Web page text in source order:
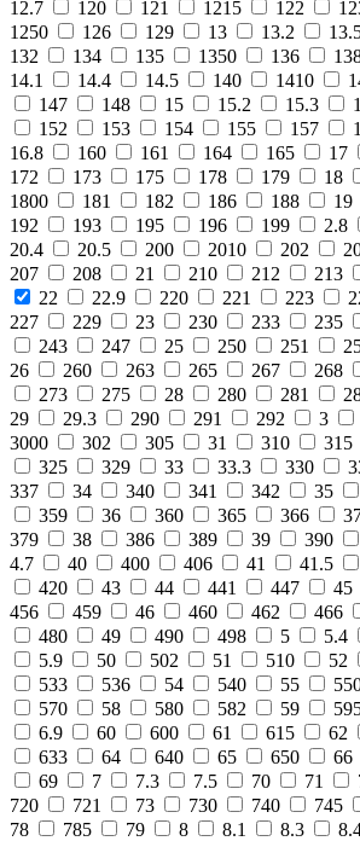
12.7
120 121 1215 122
1250
126 129 13 13.2
132
134 135 1350 136
14.1
14.4 14.5 140 1410
147
148 15 15.2 15.3
152
153 154 155 157
16.8
160 161 164 165 17
172
173 175 178 179 18
1800
181 182 186 188 19
192
193 195 196 199 2.8
20.4
20.5 200 2010 202
207
208 21 210 212 213
22
22.9 220 221 223
227
229 23 230 233 235
243
247 25 250 251
26
260 263 265 267 268
273
275 28 280 281
29
29.3 290 291 292 3
3000
302 305 31 310 315
325
329 33 33.3 330
337
34 340 341 342 35
359
36 360 365 366
379
38 386 389 39 390
4.7
40 400 406 41 41.5
420
43 44 441 447 45
456
459 46 460 462 466
480
49 490 498 5 5.4
5.9
50 502 51 510 52
533
536 54 540 55
570
58 580 582 59
6.9
60 600 61 615 62
633
64 640 65 650 66
69
7 7.3 7.5 70 71
720
721 73 730 740 745
78
785 79 8 8.1 8.3